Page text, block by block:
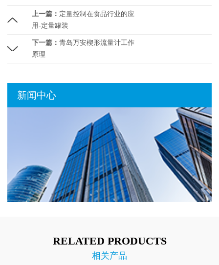
上一篇： 定量控制在食品行业的应
用-定量罐装
下一篇： 青岛万安楔形流量计工作
原理
新闻中心
RELATED PRODUCTS
相关产品